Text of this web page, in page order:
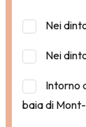
Nei
Nei
Intorno
baia di